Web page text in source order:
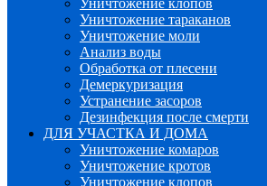
Уничтожение клопов
Уничтожение тараканов
Уничтожение моли
Анализ воды
Обработка от плесени
Демеркуризация
Устранение засоров
Дезинфекция после смерти
ДЛЯ УЧАСТКА И ДОМА
Уничтожение комаров
Уничтожение кротов
Уничтожение клопов